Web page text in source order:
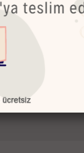
TÜKENDİ
280.00 TL